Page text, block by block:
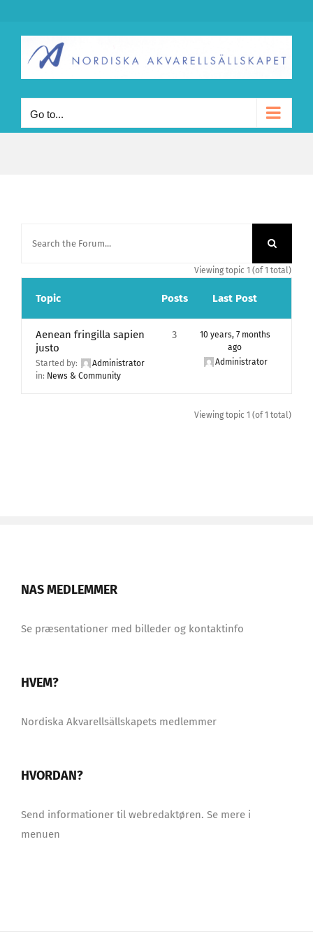
content
Go to...
Viewing topic 1 (of 1 total)
Topic Posts Last Post
Aenean fringilla sapien
justo
Started by:
Administrator
in: News & Community
3
10 years, 7 months
ago
Administrator
Viewing topic 1 (of 1 total)
NAS MEDLEMMER
Se præsentationer med billeder og kontaktinfo
HVEM?
Nordiska Akvarellsällskapets medlemmer
HVORDAN?
Send informationer til webredaktøren. Se mere i
menuen